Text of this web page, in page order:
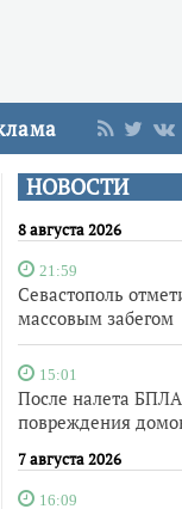
НОВОСТИ
8 августа 2026
21:59
Севастополь
массовым забегом
15:01
После налета
повреждения
7 августа 2026
16:09